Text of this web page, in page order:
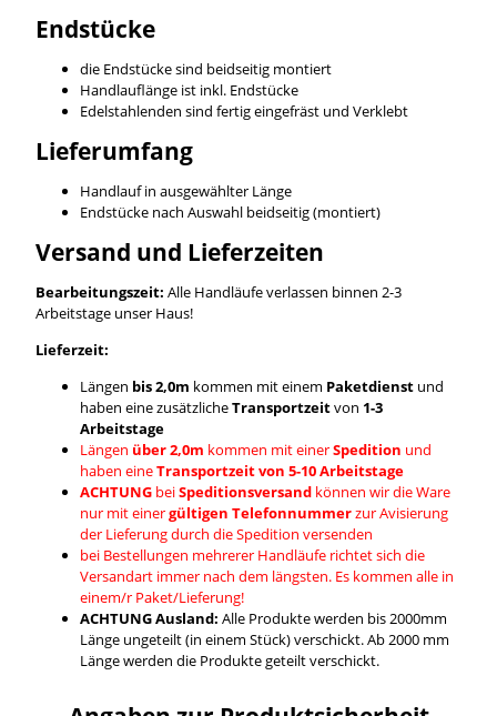
Endstücke
die Endstücke sind beidseitig montiert
Handlauflänge ist inkl. Endstücke
Edelstahlenden sind fertig eingefräst und Verklebt
Lieferumfang
Handlauf in ausgewählter Länge
Endstücke nach Auswahl beidseitig (montiert)
Versand und Lieferzeiten
Bearbeitungszeit: Alle Handläufe verlassen binnen 2-3
Arbeitstage unser Haus!
Lieferzeit:
Längen bis 2,0m kommen mit einem Paketdienstund
haben eine zusätzlicheTransportzeitvon 1-3
Arbeitstage
Längen über 2,0m kommen mit einerSpedition und
haben eineTransportzeit von 5-10 Arbeitstage
ACHTUNGbeiSpeditionsversandkönnen wir die Ware
nur mit einergültigen Telefonnummerzur Avisierung
der Lieferung durch die Spedition versenden
bei Bestellungen mehrerer Handläufe richtet sich die
Versandart immer nach dem längsten. Es kommen alle in
einem/r Paket/Lieferung!
ACHTUNG Ausland: Alle Produkte werden bis 2000mm
Länge ungeteilt (in einem Stück) verschickt. Ab 2000 mm
Länge werden die Produkte geteilt verschickt.